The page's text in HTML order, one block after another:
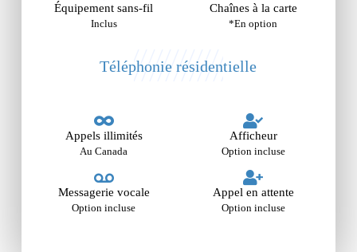
Équipement sans-fil
Inclus
Chaînes à la carte
*En option
Téléphonie résidentielle
Appels illimités
Au Canada
Afficheur
Option incluse
Messagerie vocale
Option incluse
Appel en attente
Option incluse